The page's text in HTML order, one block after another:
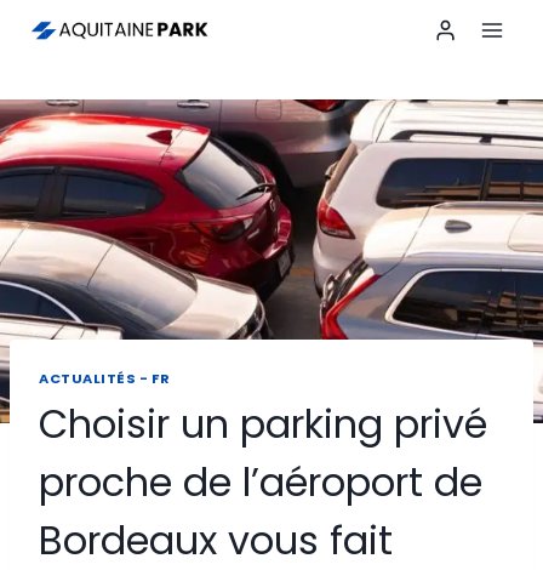
Aller
ACTUALITÉS - FR
Choisir un parking privé
proche de l’aéroport de
Bordeaux vous fait